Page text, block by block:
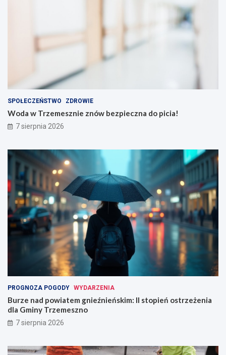
SPOŁECZEŃSTWO ZDROWIE
Woda w Trzemesznie znów bezpieczna do picia!
7 sierpnia 2026
PROGNOZA POGODY WYDARZENIA
Burze nad powiatem gnieźnieńskim: II stopień ostrzeżenia
dla Gminy Trzemeszno
7 sierpnia 2026